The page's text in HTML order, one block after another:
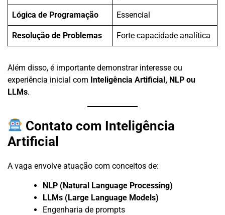
Lógica de Programação Essencial
Resolução de Problemas Forte capacidade analítica
Além disso, é importante demonstrar interesse ou
experiência inicial com Inteligência Artificial, NLP ou
LLMs.
Contato com Inteligência
Artificial
A vaga envolve atuação com conceitos de:
NLP (Natural Language Processing)
LLMs (Large Language Models)
Engenharia de prompts